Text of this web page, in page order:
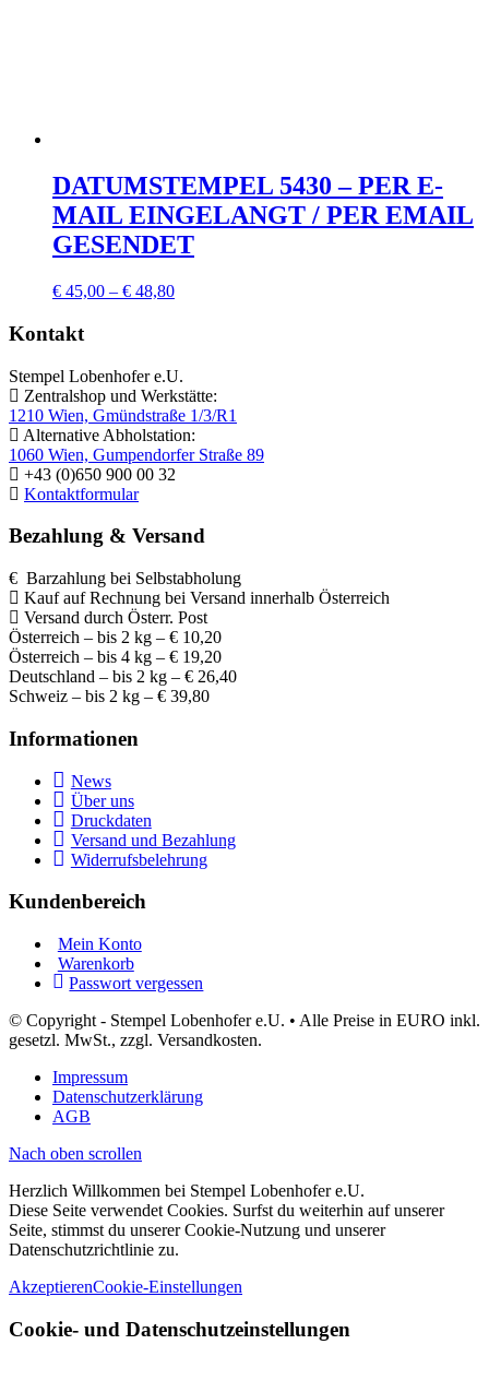
DATUMSTEMPEL 5430 – PER E-
MAIL EINGELANGT / PER EMAIL
GESENDET
€ 45,00 – € 48,80
Kontakt
Stempel Lobenhofer e.U.
Zentralshop und Werkstätte:
1210 Wien, Gmündstraße 1/3/R1
Alternative Abholstation:
1060 Wien, Gumpendorfer Straße 89
+43 (0)650 900 00 32
Kontaktformular
Bezahlung & Versand
€ Barzahlung bei Selbstabholung
Kauf auf Rechnung bei Versand innerhalb Österreich
Versand durch Österr. Post
Österreich – bis 2 kg – € 10,20
Österreich – bis 4 kg – € 19,20
Deutschland – bis 2 kg – € 26,40
Schweiz – bis 2 kg – € 39,80
Informationen
News
Über uns
Druckdaten
Versand und Bezahlung
Widerrufsbelehrung
Kundenbereich
Mein Konto
Warenkorb
Passwort vergessen
© Copyright - Stempel Lobenhofer e.U. • Alle Preise in EURO inkl.
gesetzl. MwSt., zzgl. Versandkosten.
Impressum
Datenschutzerklärung
AGB
Nach oben scrollen
Herzlich Willkommen bei Stempel Lobenhofer e.U.
Diese Seite verwendet Cookies. Surfst du weiterhin auf unserer
Seite, stimmst du unserer Cookie-Nutzung und unserer
Datenschutzrichtlinie zu.
AkzeptierenCookie-Einstellungen
Cookie- und Datenschutzeinstellungen